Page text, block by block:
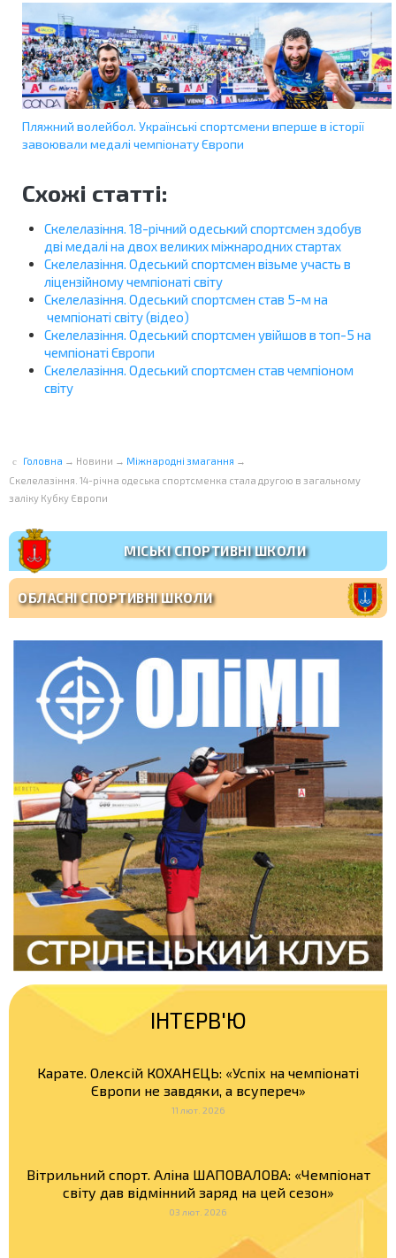
Пляжний волейбол. Українські спортсмени вперше в історії
завоювали медалі чемпіонату Європи
Схожі статті:
Скелелазіння. 18-річний одеський спортсмен здобув
дві медалі на двох великих міжнародних стартах
Скелелазіння. Одеський спортсмен візьме участь в
ліцензійному чемпіонаті світу
Скелелазіння. Одеський спортсмен став 5-м на
чемпіонаті світу (відео)
Скелелазіння. Одеський спортсмен увійшов в топ-5 на
чемпіонаті Європи
Скелелазіння. Одеський спортсмен став чемпіоном
світу
Головна → Новини → Міжнародні змагання →
Скелелазіння. 14-річна одеська спортсменка стала другою в загальному
заліку Кубку Європи
МІСЬКІ СПОРТИВНІ ШКОЛИ
ОБЛАСНІ СПОРТИВНІ ШКОЛИ
ІНТЕРВ'Ю
Карате. Олексій КОХАНЕЦЬ: «Успіх на чемпіонаті
Європи не завдяки, а всупереч»
11 лют. 2026
Вітрильний спорт. Аліна ШАПОВАЛОВА: «Чемпіонат
світу дав відмінний заряд на цей сезон»
03 лют. 2026